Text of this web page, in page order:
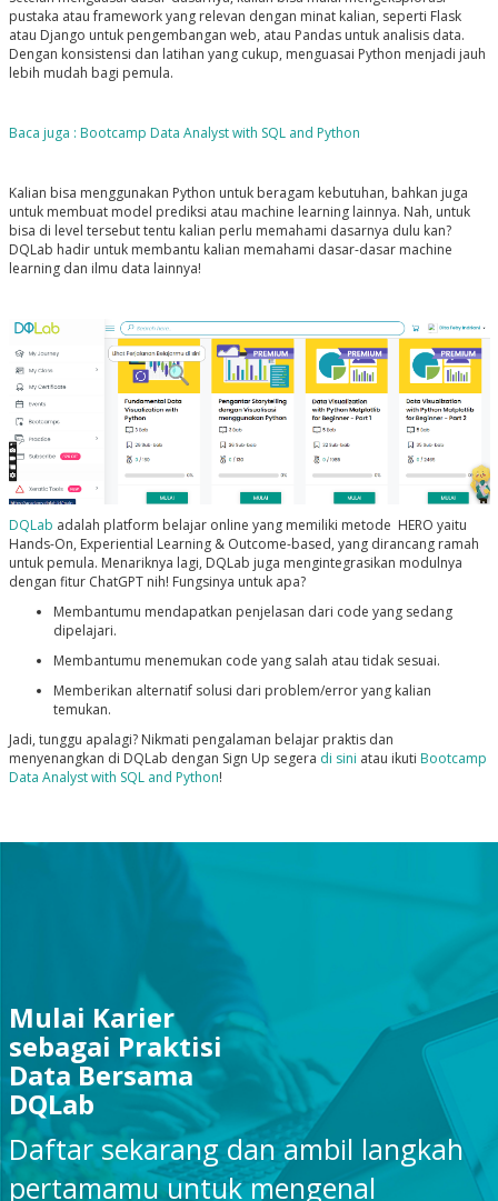
pustaka atau framework yang relevan dengan minat kalian, seperti Flask
atau Django untuk pengembangan web, atau Pandas untuk analisis data.
Dengan konsistensi dan latihan yang cukup, menguasai Python menjadi jauh
lebih mudah bagi pemula.
Baca juga : Bootcamp Data Analyst with SQL and Python
Kalian bisa menggunakan Python untuk beragam kebutuhan, bahkan juga
untuk membuat model prediksi atau machine learning lainnya. Nah, untuk
bisa di level tersebut tentu kalian perlu memahami dasarnya dulu kan?
DQLab hadir untuk membantu kalian memahami dasar-dasar machine
learning dan ilmu data lainnya!
DQLab adalah platform belajar online yang memiliki metode HERO yaitu
Hands-On, Experiential Learning & Outcome-based, yang dirancang ramah
untuk pemula. Menariknya lagi, DQLab juga mengintegrasikan modulnya
dengan fitur ChatGPT nih! Fungsinya untuk apa?
Membantumu mendapatkan penjelasan dari code yang sedang
dipelajari.
Membantumu menemukan code yang salah atau tidak sesuai.
Memberikan alternatif solusi dari problem/error yang kalian
temukan.
Jadi, tunggu apalagi? Nikmati pengalaman belajar praktis dan
menyenangkan di DQLab dengan Sign Up segera di sini atau ikuti Bootcamp
Data Analyst with SQL and Python!
Mulai Karier
sebagai Praktisi
Data Bersama
DQLab
Daftar sekarang dan ambil langkah
pertamamu untuk mengenal